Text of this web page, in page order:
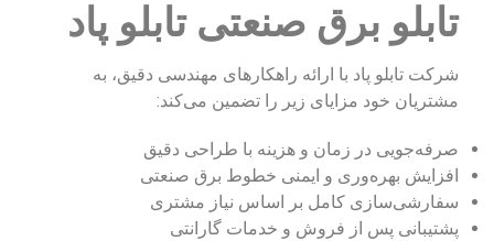
تابلو برق صنعتی تابلو پاد
شرکت تابلو پاد با ارائه راهکارهای مهندسی دقیق، به
مشتریان خود مزایای زیر را تضمین می‌کند:
صرفه‌جویی در زمان و هزینه با طراحی دقیق
افزایش بهره‌وری و ایمنی خطوط برق صنعتی
سفارشی‌سازی کامل بر اساس نیاز مشتری
پشتیبانی پس از فروش و خدمات گارانتی